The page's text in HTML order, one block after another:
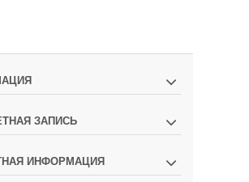
ЗАПИСЬ
ИНФОРМАЦИЯ